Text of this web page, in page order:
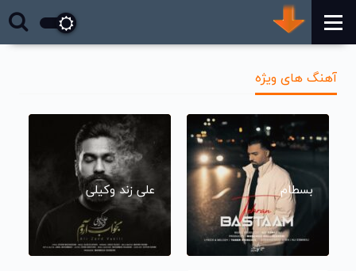
آهنگ های ویژه
بسطام علی زند وکیلی